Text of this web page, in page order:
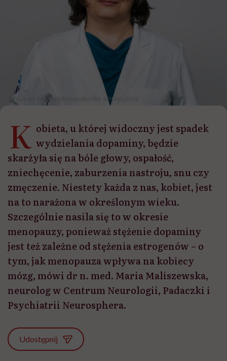
Dr n. med. Maria Maliszewska / fot. neurosphera
K obieta, u której widoczny jest spadek
wydzielania dopaminy, będzie
skarżyła się na bóle głowy, ospałość,
zniechęcenie, zaburzenia nastroju, snu czy
zmęczenie. Niestety każda z nas, kobiet, jest
na to narażona w określonym wieku.
Szczególnie nasila się to w okresie
menopauzy, ponieważ stężenie dopaminy
jest też zależne od stężenia estrogenów – o
tym, jak menopauza wpływa na kobiecy
mózg, mówi dr n. med. Maria Maliszewska,
neurolog w Centrum Neurologii, Padaczki i
Psychiatrii Neurosphera.
Udostępnij